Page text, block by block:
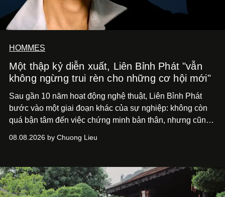
HOMMES
Một thập kỷ diễn xuất, Liên Bỉnh Phát "vẫn
không ngừng trui rèn cho những cơ hội mới"
Sau gần 10 năm hoạt động nghệ thuật, Liên Bỉnh Phát
bước vào một giai đoạn khác của sự nghiệp: không còn
quá bận tâm đến việc chứng minh bản thân, nhưng cũng
phim điện ảnh trong nửa đầu 2026 đến hành trình trở lại
bằng một tâm thế điềm tĩnh hơn. Anh tiếp tục học hỏi, trau
dồi và chờ đợi những vai diễn đủ sức đưa mình đến
những vùng đất mới. Ở tuổi ngoài 30, điều anh theo đuổi
08.08.2026 by Chuong Lieu